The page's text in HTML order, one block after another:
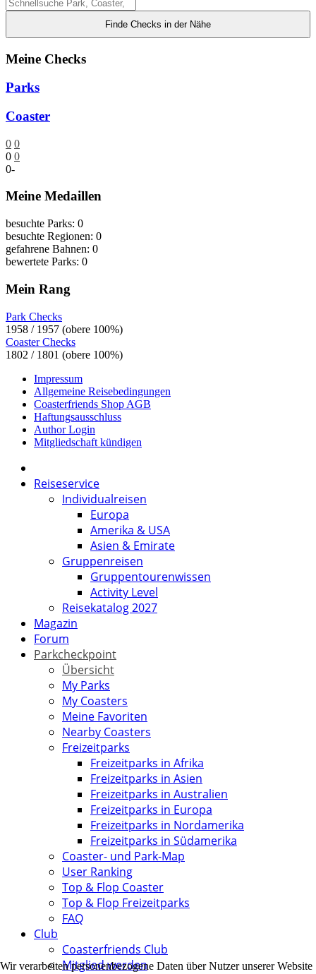
Finde Checks in der Nähe
Meine Checks
Parks
Coaster
0 0
0 0
0-
Meine Medaillen
besuchte Parks: 0
besuchte Regionen: 0
gefahrene Bahnen: 0
bewertete Parks: 0
Mein Rang
Park Checks
1958 / 1957 (obere 100%)
Coaster Checks
1802 / 1801 (obere 100%)
Impressum
Allgemeine Reisebedingungen
Coasterfriends Shop AGB
Haftungsausschluss
Author Login
Mitgliedschaft kündigen
Reiseservice
Individualreisen
Europa
Amerika & USA
Asien & Emirate
Gruppenreisen
Gruppentourenwissen
Activity Level
Reisekatalog 2027
Magazin
Forum
Parkcheckpoint
Übersicht
My Parks
My Coasters
Meine Favoriten
Nearby Coasters
Freizeitparks
Freizeitparks in Afrika
Freizeitparks in Asien
Freizeitparks in Australien
Freizeitparks in Europa
Freizeitparks in Nordamerika
Freizeitparks in Südamerika
Coaster- und Park-Map
User Ranking
Top & Flop Coaster
Top & Flop Freizeitparks
FAQ
Club
Coasterfriends Club
Mitglied werden
Wir verarbeiten personenbezogene Daten über Nutzer unserer Website